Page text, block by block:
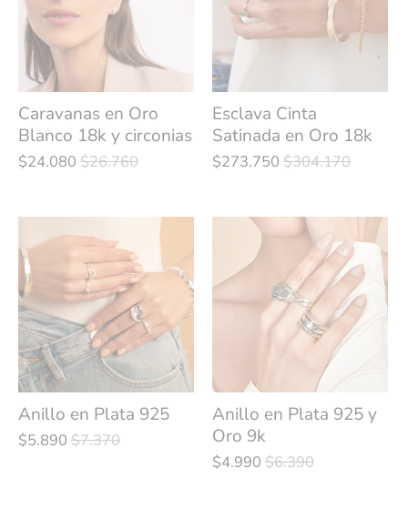
Caravanas en Oro
Blanco 18k y circonias
$24.080 $26.760
Esclava Cinta
Satinada en Oro 18k
$273.750 $304.170
Anillo en Plata 925
$5.890 $7.370
Anillo en Plata 925 y
Oro 9k
$4.990 $6.390